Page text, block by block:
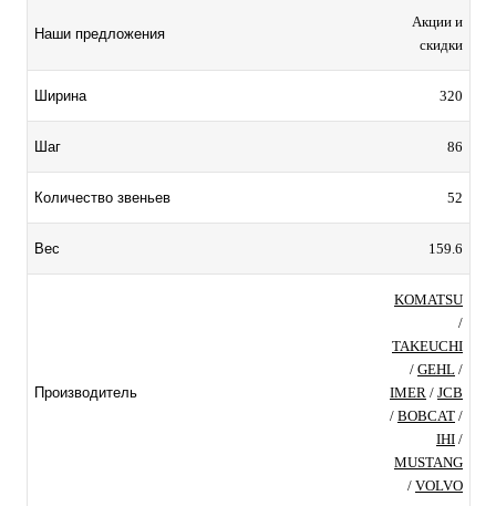
Наши предложения
Акции и
скидки
Ширина 320
Шаг 86
Количество звеньев 52
Вес 159.6
Производитель
KOMATSU
/
TAKEUCHI
/ GEHL /
IMER / JCB
/ BOBCAT /
IHI /
MUSTANG
/ VOLVO